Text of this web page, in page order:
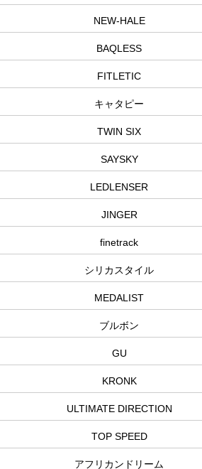
NEW-HALE
BAQLESS
FITLETIC
キャタピー
TWIN SIX
SAYSKY
LEDLENSER
JINGER
finetrack
シリカスタイル
MEDALIST
ブルボン
GU
KRONK
ULTIMATE DIRECTION
TOP SPEED
アフリカンドリーム